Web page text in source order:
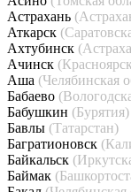
Астрахань
Аткарск
Ахтубинск
Ачинск
Аша (Челябинская
Бабаево
Бабушкин (Бурятия)
Бавлы (Татарстан)
Багратионовск
Байкальск
Баймак